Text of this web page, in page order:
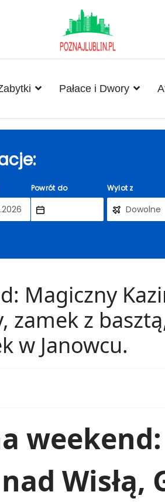
Pałace i Dwory
Powrót do Wylot z
Magiczny
zamek z
w Janowcu.
Wisłą,